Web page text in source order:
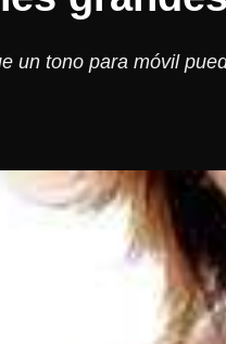
un tono para móvil